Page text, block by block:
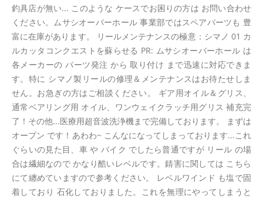
釣具店が無い... このような ケースでお困りの方は お問い合わせ
ください。ムサシオーバーホール 事業部ではスペアパーツも 豊
富に在庫があります。 リールメンテナンスの極意：シマノ 01 カ
ルカッタコンクエストを蘇らせる PR: ムサシオーバーホール は
各メーカーの パーツ発注 から 取り付け まで迅速に対応できま
す。特に シマノ製リールの修理＆メンテナンスはお待たせしま
せん。お急ぎの方はご相談ください。 ギア用オイル＆グリス、
通常ベアリング用 オイル、ワンウェイクラッチ用グリス 補充完
了！その他...医療用超音波洗浄機まで完備しております。 まずは
オープン です！あわわ~ こんなになってしまっております...これ
ぐらいの見た目、車 や バイク でしたら普通ですが リール の場
合は繊細なので かなり酷いレベルです。錆害に関しては こちら
にて纏めていますので参考ください。 レベルワインド も塩で固
着しており 石化しておりました。これを無理にやってしまうと